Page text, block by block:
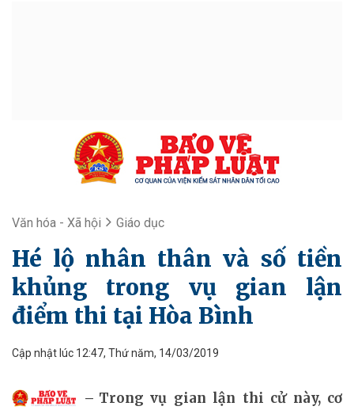
Văn hóa - Xã hội Giáo dục
Hé lộ nhân thân và số tiền
khủng trong vụ gian lận
điểm thi tại Hòa Bình
Cập nhật lúc 12:47, Thứ năm, 14/03/2019
Trong vụ gian lận thi cử này, cơ